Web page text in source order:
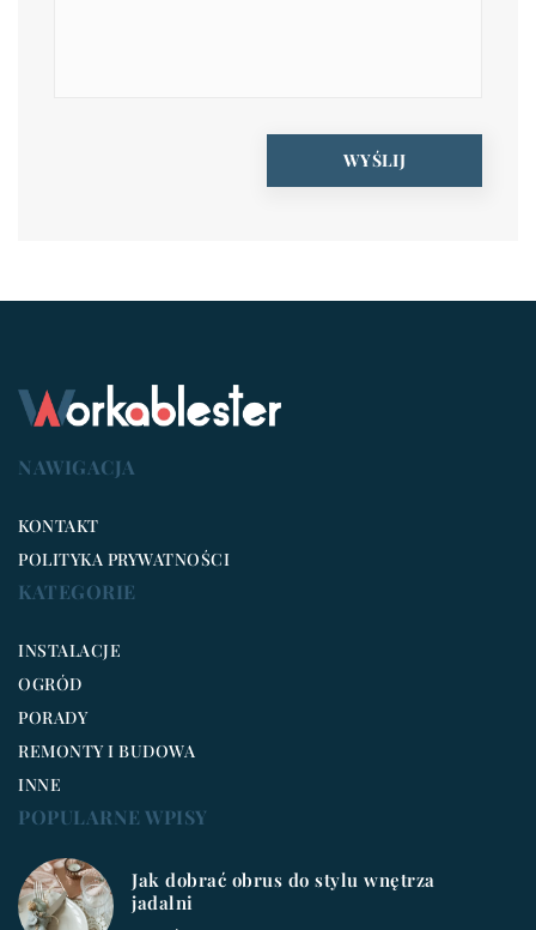
NAWIGACJA
KONTAKT
POLITYKA PRYWATNOŚCI
KATEGORIE
INSTALACJE
OGRÓD
PORADY
REMONTY I BUDOWA
INNE
POPULARNE WPISY
Jak dobrać obrus do stylu wnętrza
jadalni